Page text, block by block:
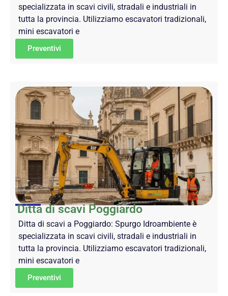
specializzata in scavi civili, stradali e industriali in
tutta la provincia. Utilizziamo escavatori tradizionali,
mini escavatori e
Preventivi
Ditta di scavi Poggiardo
Ditta di scavi a Poggiardo: Spurgo Idroambiente è
specializzata in scavi civili, stradali e industriali in
tutta la provincia. Utilizziamo escavatori tradizionali,
mini escavatori e
Preventivi